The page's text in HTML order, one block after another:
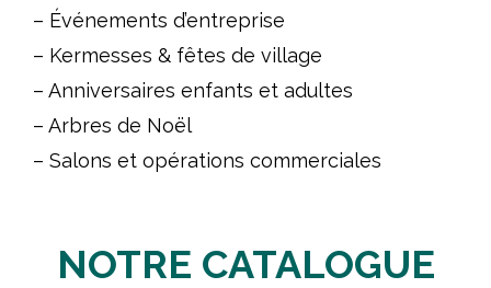
– Événements d’entreprise
– Kermesses & fêtes de village
– Anniversaires enfants et adultes
– Arbres de Noël
– Salons et opérations commerciales
NOTRE CATALOGUE